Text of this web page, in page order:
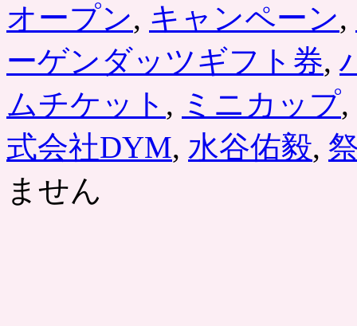
オープン, キャンペーン,
ーゲンダッツギフト券,
ムチケット , ミニカップ,
式会社DYM, 水谷佑毅,
ません